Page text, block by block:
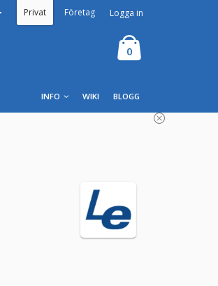
Privat Företag Logga in
0
BLOGG
WIKI
INFO